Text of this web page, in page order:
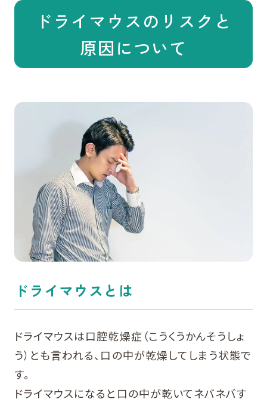
ドライマウスのリスクと
原因について
ドライマウスとは
ドライマウスは口腔乾燥症（こうくうかんそうしょ
う）とも言われる、口の中が乾燥してしまう状態で
す。
ドライマウスになると口の中が乾いてネバネバす